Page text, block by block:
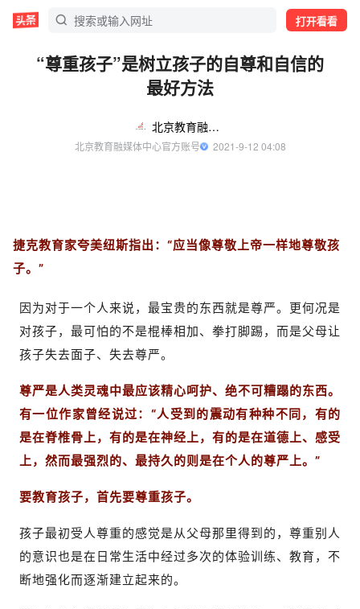
打开看看
“尊重孩子”是树立孩子的自尊和自信的
最好方法
北京教育融媒体中心
北京教育融媒体中心官方账号
  2021-9-12 04:08
捷克教育家夸美纽斯指出：“应当像尊敬上帝一样地尊敬孩
子。”
因为对于一个人来说，最宝贵的东西就是尊严。更何况是
对孩子，最可怕的不是棍棒相加、拳打脚踢，而是父母让
孩子失去面子、失去尊严。
尊严是人类灵魂中最应该精心呵护、绝不可糟蹋的东西。
有一位作家曾经说过：“人受到的震动有种种不同，有的
是在脊椎骨上，有的是在神经上，有的是在道德上、感受
上，然而最强烈的、最持久的则是在个人的尊严上。”
要教育孩子，首先要尊重孩子。
孩子最初受人尊重的感觉是从父母那里得到的，尊重别人
的意识也是在日常生活中经过多次的体验训练、教育，不
断地强化而逐渐建立起来的。